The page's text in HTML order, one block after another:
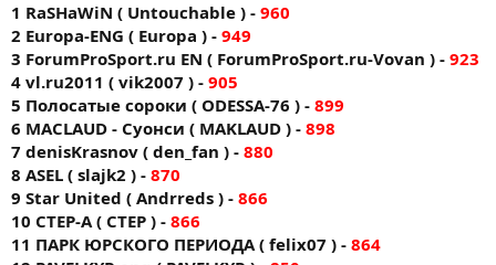
1 RaSHaWiN ( Untouchable ) - 960
2 Europa-ENG ( Europa ) - 949
3 ForumProSport.ru EN ( ForumProSport.ru-Vovan ) - 923
4 vl.ru2011 ( vik2007 ) - 905
5 Полосатые сороки ( ODESSA-76 ) - 899
6 MACLAUD - Суонси ( MAKLAUD ) - 898
7 denisKrasnov ( den_fan ) - 880
8 ASEL ( slajk2 ) - 870
9 Star United ( Andrreds ) - 866
10 CTEP-A ( CTEP ) - 866
11 ПАРК ЮРСКОГО ПЕРИОДА ( felix07 ) - 864